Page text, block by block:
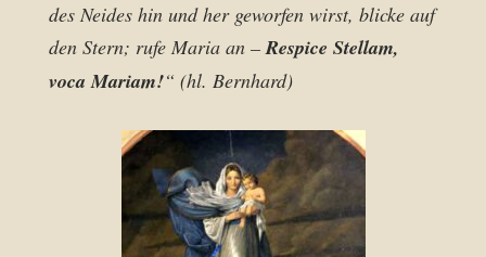
des Neides hin und her geworfen wirst, blicke auf
den Stern; rufe Maria an –Respice Stellam,
voca Mariam!“ (hl. Bernhard)